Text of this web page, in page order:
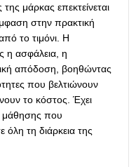
μάρκας επεκτείνεται
στην πρακτική
το τιμόνι. Η
η ασφάλεια, η
απόδοση, βοηθώντας
που βελτιώνουν
το κόστος. Έχει
μάθησης που
όλη τη διάρκεια της